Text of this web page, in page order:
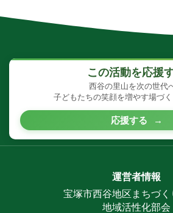
この活動を応援
西谷の里山を次の世代
子どもたちの笑顔を増やす場づく
応援する →
運営者情報
宝塚市西谷地区まちづく
地域活性化部会